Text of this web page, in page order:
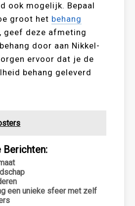
ook mogelijk. Bepaal
groot het behang
geef deze afmeting
door aan Nikkel-
ervoor dat je de
behang geleverd
Berichten:
een unieke sfeer met zelf